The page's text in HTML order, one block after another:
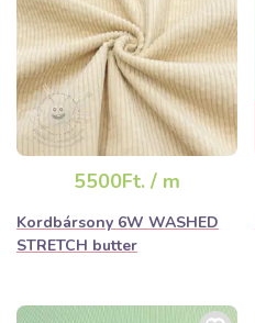
5500Ft. / m
Kordbársony 6W WASHED
STRETCH butter